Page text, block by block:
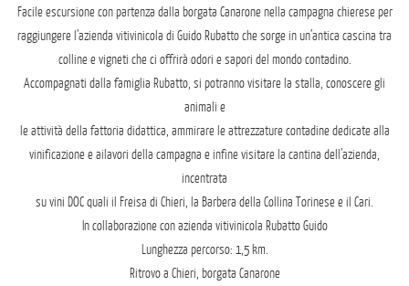
Facile escursione con partenza dalla borgata Canarone nella campagna chierese per
raggiungere l’azienda vitivinicola di Guido Rubatto che sorge in un’antica cascina tra
colline e vigneti che ci offrirà odori e sapori del mondo contadino.
Accompagnati dalla famiglia Rubatto, si potranno visitare la stalla, conoscere gli
animali e
le attività della fattoria didattica, ammirare le attrezzature contadine dedicate alla
vinificazione e ailavori della campagna e infine visitare la cantina dell’azienda,
incentrata
su vini DOC quali il Freisa di Chieri, la Barbera della Collina Torinese e il Cari.
In collaborazione con azienda vitivinicola Rubatto Guido
Lunghezza percorso: 1,5 km.
Ritrovo a Chieri, borgata Canarone